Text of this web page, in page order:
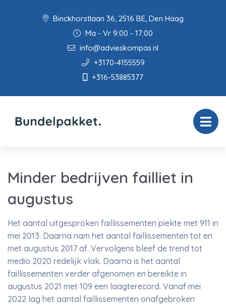
Binckhorstlaan 36, 2516 BE, Den Haag
Ma - Vr 9:00 - 17:00
info@advieskompas.nl
+3170-4155559
+316-53885377
Minder bedrijven failliet in
augustus
Het aantal uitgesproken faillissementen piekte met 911 in
mei 2013. Daarna nam het aantal faillissementen tot en
met augustus 2017 af. Vervolgens bleef de trend tot
medio 2020 redelijk vlak. Daarna is het aantal
faillissementen verder afgenomen en bereikte in
augustus 2021 met 109 een laagterecord. Vanaf mei
2022 lag het aantal faillissementen onafgebroken